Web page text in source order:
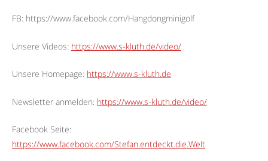
FB: https://www.facebook.com/Hangdongminigolf
Unsere Videos: https://www.s-kluth.de/video/
Unsere Homepage: https://www.s-kluth.de
Newsletter anmelden: https://www.s-kluth.de/video/
Facebook Seite:
https://www.facebook.com/Stefan.entdeckt.die.Welt